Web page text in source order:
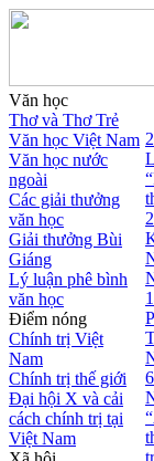
Văn học
Thơ và Thơ Trẻ
Văn học Việt Nam
Văn học nước
ngoài
Các giải thưởng
văn học
Giải thưởng Bùi
Giáng
Lý luận phê bình
văn học
Điểm nóng
Chính trị Việt
Nam
Chính trị thế giới
Đại hội X và cải
cách chính trị tại
Việt Nam